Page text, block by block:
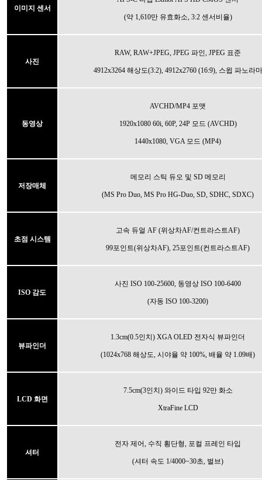
이미지 센서
(약 1,610만 유효화소, 3:2 센서비율)
사진
RAW, RAW+JPEG, JPEG 파인, JPEG 표준
4912x3264 해상도(3:2), 4912x2760 (16:9), 스윕 파노라마
동영상
AVCHD/MP4 포맷
1920x1080 60i, 60P, 24P 모드 (AVCHD)
1440x1080, VGA 모드 (MP4)
저장매체
메모리 스틱 듀오 및 SD 메모리
(MS Pro Duo, MS Pro HG-Duo, SD, SDHC, SDXC)
초점 시스템
고속 듀얼 AF (위상차AF/컨트라스트AF)
99포인트(위상차AF), 25포인트(컨트라스트AF)
ISO 감도
사진 ISO 100-25600, 동영상 ISO 100-6400
(자동 ISO 100-3200)
뷰파인더
1.3cm(0.5인치) XGA OLED 전자식 뷰파인더
(1024x768 해상도, 시야율 약 100%, 배율 약 1.09배)
LCD 화면
7.5cm(3인치) 와이드 타입 92만 화소
XtraFine LCD
셔터
전자 제어, 수직 횡단형, 포컬 프레인 타입
(셔터 속도 1/4000~30초, 벌브)